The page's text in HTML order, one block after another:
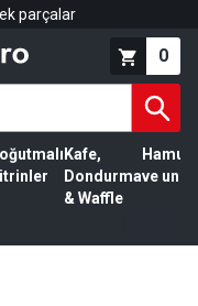
parçalar
0
Kafe,
Dondurma
& Waffle
Hamur
ve un